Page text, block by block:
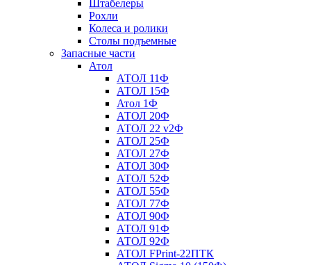
Штабелеры
Рохли
Колеса и ролики
Столы подъемные
Запасные части
Атол
АТОЛ 11Ф
АТОЛ 15Ф
Атол 1Ф
АТОЛ 20Ф
АТОЛ 22 v2Ф
АТОЛ 25Ф
АТОЛ 27Ф
АТОЛ 30Ф
АТОЛ 52Ф
АТОЛ 55Ф
АТОЛ 77Ф
АТОЛ 90Ф
АТОЛ 91Ф
АТОЛ 92Ф
АТОЛ FPrint-22ПТК